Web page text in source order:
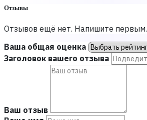
Отзывы
Отзывов ещё нет. Напишите первым.
Ваша общая оценка
Заголовок вашего отзыва
Ваш отзыв